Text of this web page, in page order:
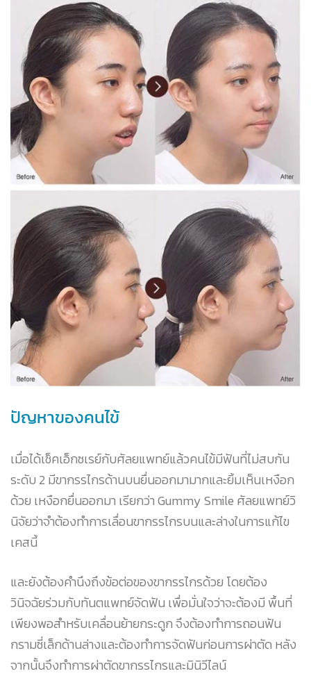
ปัญหาของคนไข้
เมื่อได้เช็คเอ็กซเรย์กับศัลยแพทย์แล้วคนไข้มีฟันที่ไม่สบกัน
ระดับ 2 มีขากรรไกรด้านบนยื่นออกมามากและยิ้มเห็นเหงือก
ด้วย เหงือกยื่นออกมา เรียกว่า Gummy Smile ศัลยแพทย์วิ
นิจัยว่าจำต้องทำการเลื่อนขากรรไกรบนและล่างในการแก้ไข
เคสนี้
และยังต้องคำนึงถึงข้อต่อของขากรรไกรด้วย โดยต้อง
วินิจฉัยร่วมกับทันตแพทย์จัดฟัน เพื่อมั่นใจว่าจะต้องมี พื้นที่
เพียงพอสำหรับเคลื่อนย้ายกระดูก จึงต้องทำการถอนฟัน
กรามซี่เล็กด้านล่างและต้องทำการจัดฟันก่อนการผ่าตัด หลัง
จากนั้นจึงทำการผ่าตัดขากรรไกรและมินิวีไลน์